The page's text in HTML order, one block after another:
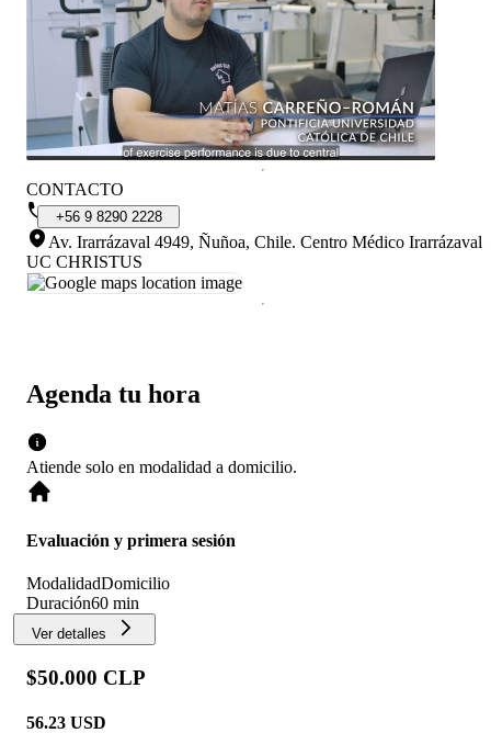
Agenda tu hora
Atiende solo en modalidad a domicilio.
Evaluación y primera sesión
ModalidadDomicilio
Duración60 min
Ver detalles
$50.000 CLP
56.23 USD
CONTACTO
+56 9 8290 2228
Av. Irarrázaval 4949, Ñuñoa, Chile. Centro Médico Irarrázaval
UC CHRISTUS